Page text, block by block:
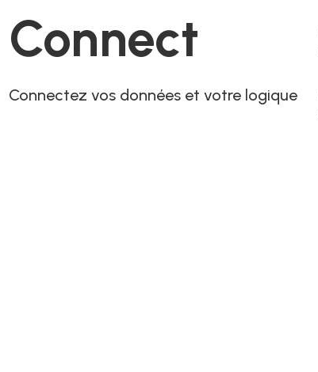
Connect
Connectez vos données et votre logique